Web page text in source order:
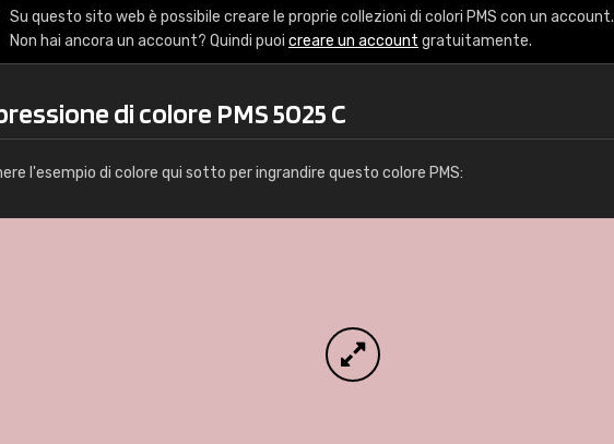
Su questo sito web è possibile creare le proprie collezioni di colori PMS con un account.
Non hai ancora un account? Quindi puoi creare un account gratuitamente.
di colore PMS 5025 C
l'esempio di colore qui sotto per ingrandire questo colore PMS: